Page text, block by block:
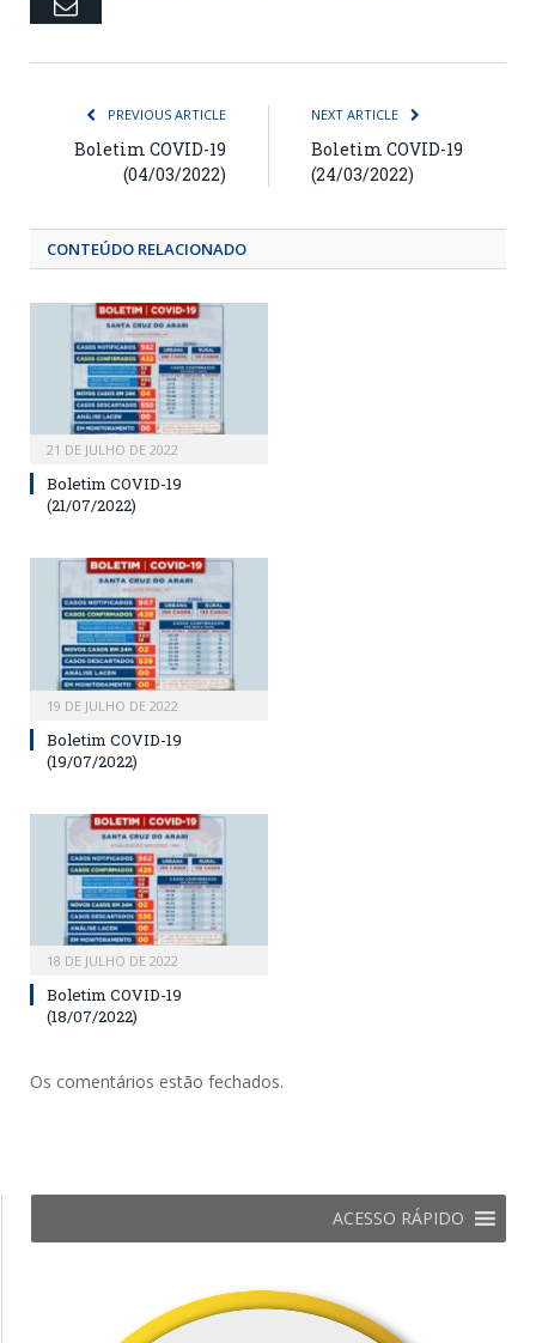
Email
PREVIOUS ARTICLE
Boletim COVID-19
(04/03/2022)
NEXT ARTICLE
Boletim COVID-19
(24/03/2022)
CONTEÚDO RELACIONADO
21 DE JULHO DE 2022
Boletim COVID-19
(21/07/2022)
19 DE JULHO DE 2022
Boletim COVID-19
(19/07/2022)
18 DE JULHO DE 2022
Boletim COVID-19
(18/07/2022)
Os comentários estão fechados.
ACESSO RÁPIDO